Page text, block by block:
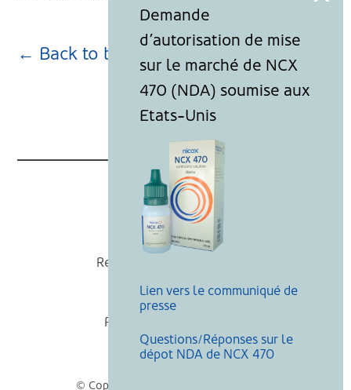
← Back to blog page
Nicox
Recevoir nos actualités
Mentions légales
Politique de cookies
Recherche
© Copyright Nicox, Tous droits réservés
Lien vers le communiqué de
presse
Questions/Réponses sur le
dépot NDA de NCX 470